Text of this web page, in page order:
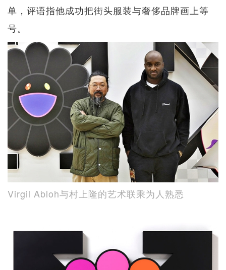
单，评语指他成功把街头服装与奢侈品牌画上等
号。
Virgil Abloh与村上隆的艺术联乘为人熟悉